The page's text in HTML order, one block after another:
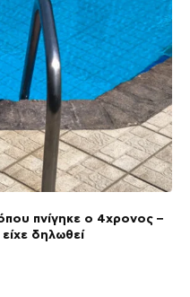
πνίγηκε ο 4χρονος –
δηλωθεί